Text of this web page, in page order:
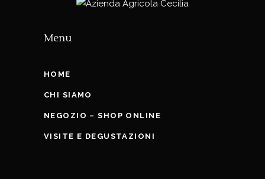
Menu
HOME
CHI SIAMO
NEGOZIO – SHOP ONLINE
VISITE E DEGUSTAZIONI